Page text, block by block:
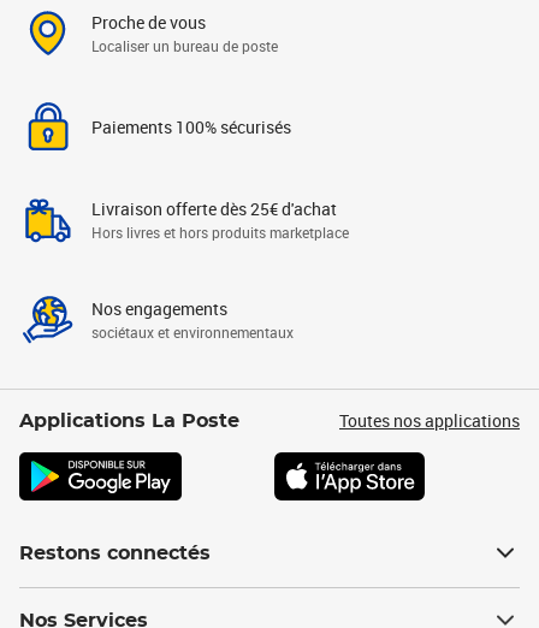
Proche de vous
Localiser un bureau de poste
Paiements 100% sécurisés
Livraison offerte dès 25€ d'achat
Hors livres et hors produits marketplace
Nos engagements
sociétaux et environnementaux
Applications La Poste Toutes nos applications
Restons connectés
Nos Services